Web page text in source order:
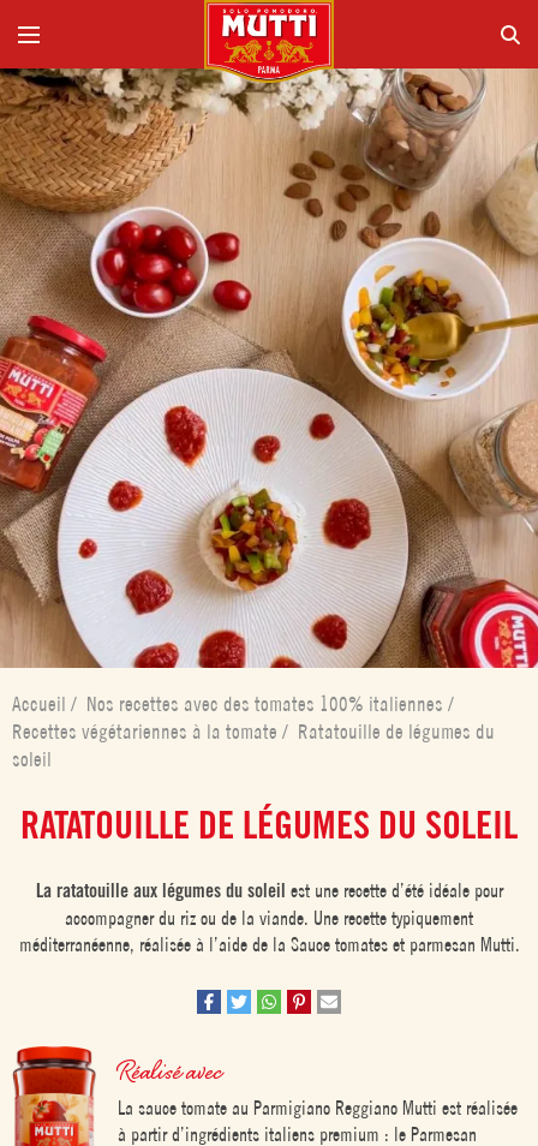
Accueil / Nos recettes avec des tomates 100% italiennes /
Recettes végétariennes à la tomate / Ratatouille de légumes du
soleil
RATATOUILLE DE LÉGUMES DU SOLEIL
La ratatouille aux légumes du soleil est une recette d’été idéale pour
accompagner du riz ou de la viande. Une recette typiquement
méditerranéenne, réalisée à l’aide de la Sauce tomates et parmesan Mutti.
Réalisé avec
La sauce tomate au Parmigiano Reggiano Mutti est réalisée
à partir d’ingrédients italiens premium : le Parmesan